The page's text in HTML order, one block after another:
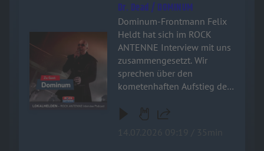
Audiotitel - Dr. Dead / DOMINUM
Dr. Dead / DOMINUM
Dominum-Frontmann Felix
Heldt hat sich im ROCK
ANTENNE Interview mit uns
zusammengesetzt. Wir
sprechen über den
kometenhaften Aufstieg der
filmreife Horror-Konzept